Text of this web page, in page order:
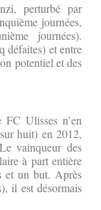
perturbé par
journées,
journées).
défaites) et entre
potentiel et des
Ulisses n’en
huit) en 2012,
vainqueur des
à part entière
et un but. Après
il est désormais